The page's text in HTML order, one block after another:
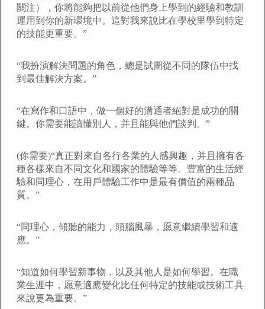
關注），你將能夠把以前從他們身上學到的經驗和教訓
運用到你的新環境中。這對我來說比在學校里學到特定
的技能更重要。”
“我扮演解決問題的角色，總是試圖從不同的隊伍中找
到最佳解決方案。”
“在寫作和口語中，做一個好的溝通者絕對是成功的關
鍵。你需要能讀懂別人，并且能與他們談判。”
(你需要)“真正對來自各行各業的人感興趣，并且擁有各
種各樣來自不同文化和國家的體驗等等。豐富的生活經
驗和同理心，在用戶體驗工作中是最有價值的兩種品
質。”
“同理心，傾聽的能力，頭腦風暴，愿意繼續學習和適
應。”
“知道如何學習新事物，以及其他人是如何學習。在職
業生涯中，愿意適應變化比任何特定的技能或技術工具
來說更為重要。”